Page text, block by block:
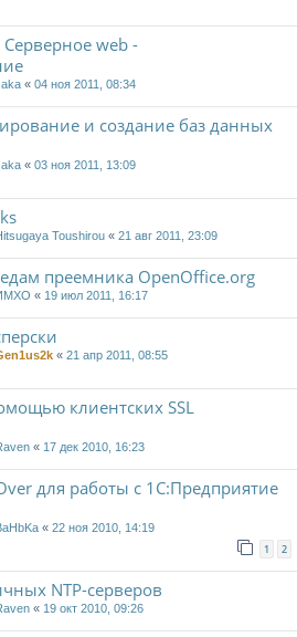
Серверное web -
« 04 ноя 2011, 08:34
и создание баз данных
« 03 ноя 2011, 13:09
Toushirou « 21 авг 2011, 23:09
преемника OpenOffice.org
« 19 июл 2011, 16:17
« 21 апр 2011, 08:55
клиентских SSL
« 17 дек 2010, 16:23
для работы с 1С:Предприятие
« 22 ноя 2010, 14:19
1 2
NTP-серверов
« 19 окт 2010, 09:26